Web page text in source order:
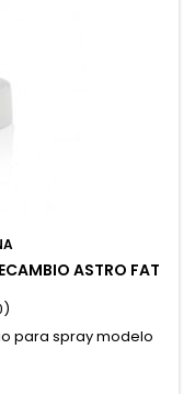
ASTRO FAT
para spray modelo